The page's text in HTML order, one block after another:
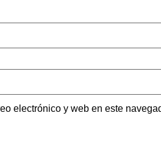
electrónico y web en este